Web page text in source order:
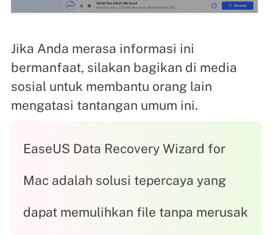
Jika Anda merasa informasi ini
bermanfaat, silakan bagikan di media
sosial untuk membantu orang lain
mengatasi tantangan umum ini.
EaseUS Data Recovery Wizard for
Mac adalah solusi tepercaya yang
dapat memulihkan file tanpa merusak